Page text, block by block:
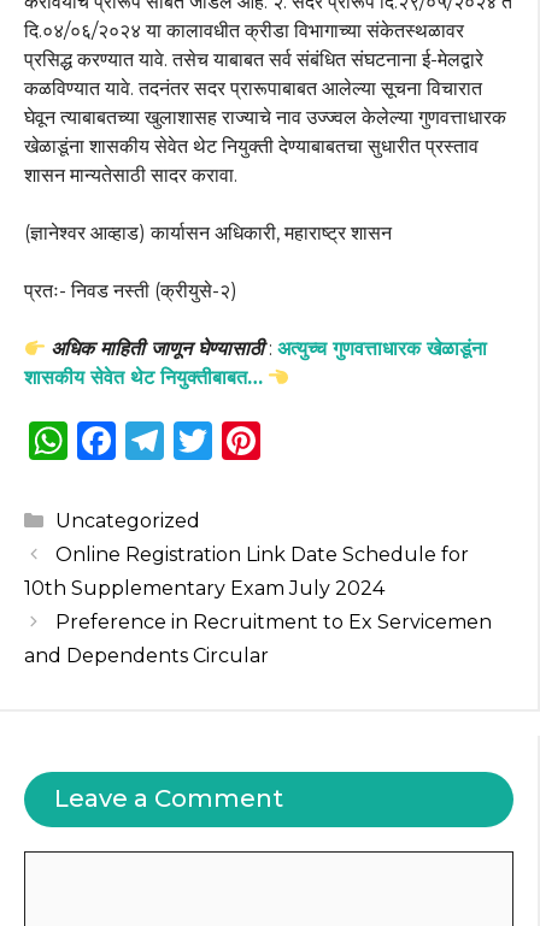
दि.०४/०६/२०२४ या कालावधीत क्रीडा विभागाच्या संकेतस्थळावर
प्रसिद्ध करण्यात यावे. तसेच याबाबत सर्व संबंधित संघटनाना ई-मेलद्वारे
कळविण्यात यावे. तदनंतर सदर प्रारूपाबाबत आलेल्या सूचना विचारात
घेवून त्याबाबतच्या खुलाशासह राज्याचे नाव उज्ज्वल केलेल्या गुणवत्ताधारक
खेळाडूंना शासकीय सेवेत थेट नियुक्ती देण्याबाबतचा सुधारीत प्रस्ताव
शासन मान्यतेसाठी सादर करावा.
(ज्ञानेश्वर आव्हाड) कार्यासन अधिकारी, महाराष्ट्र शासन
प्रतः- निवड नस्ती (क्रीयुसे-२)
अधिक माहिती जाणून घेण्यासाठी:अत्युच्च गुणवत्ताधारक खेळाडूंना
शासकीय सेवेत थेट नियुक्तीबाबत…
W
a
ts
A
p
p
F
c
e
b
o
o
T
e
g
ra
m
T
te
r
re
st
Categories
Uncategorized
Online Registration Link Date Schedule for
10th Supplementary Exam July 2024
Preference in Recruitment to Ex Servicemen
and Dependents Circular
Leave a Comment